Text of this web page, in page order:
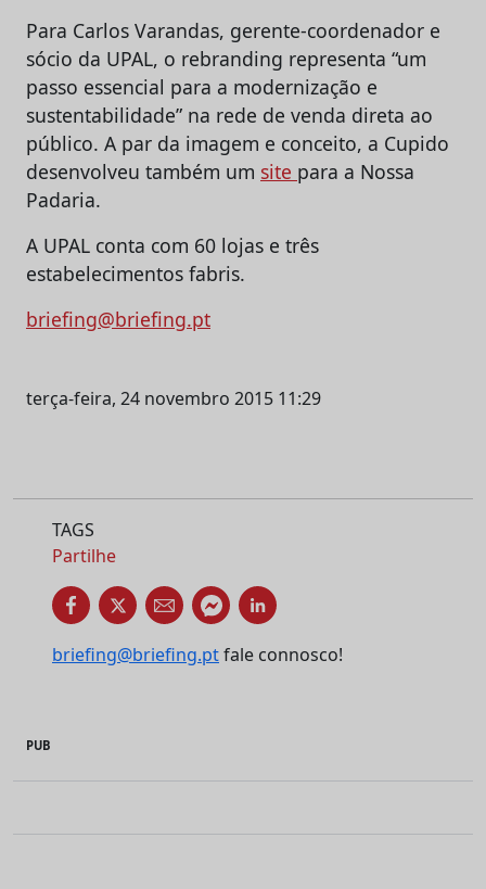
Para Carlos Varandas, gerente-coordenador e
sócio da UPAL, o rebranding representa “um
passo essencial para a modernização e
sustentabilidade” na rede de venda direta ao
público. A par da imagem e conceito, a Cupido
desenvolveu também um site para a Nossa
Padaria.
A UPAL conta com 60 lojas e três
estabelecimentos fabris.
briefing@briefing.pt
terça-feira, 24 novembro 2015 11:29
TAGS
Partilhe
briefing@briefing.ptfale connosco!
PUB